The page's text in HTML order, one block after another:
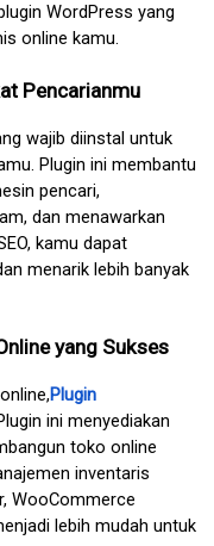
WordPress yang
online kamu.
Pencarianmu
wajib diinstal untuk
Plugin ini membantu
pencari,
dan menawarkan
kamu dapat
menarik lebih banyak
yang Sukses
Plugin
ini menyediakan
toko online
inventaris
WooCommerce
lebih mudah untuk